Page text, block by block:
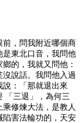
前，問我附近哪個商
是東北口音，我問他
的，我就又問他：
沒說話。我問他入過
：「那就退出來
「三退」，為何三
修煉大法，是教人
陷害法輪功的，天安